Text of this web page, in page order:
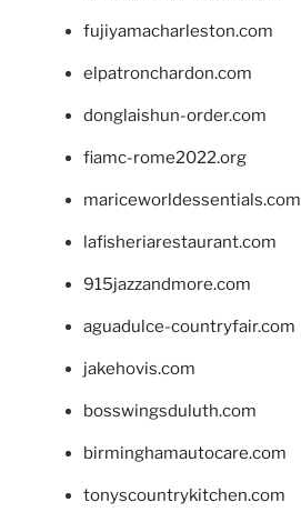
fujiyamacharleston.com
elpatronchardon.com
donglaishun-order.com
fiamc-rome2022.org
mariceworldessentials.com
lafisheriarestaurant.com
915jazzandmore.com
aguadulce-countryfair.com
jakehovis.com
bosswingsduluth.com
birminghamautocare.com
tonyscountrykitchen.com